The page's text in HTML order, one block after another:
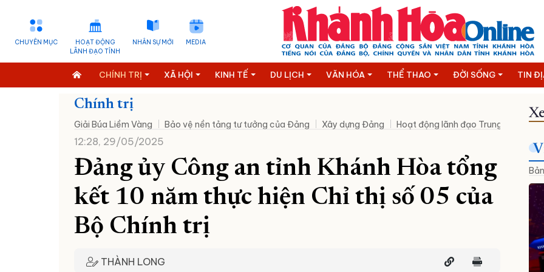
CHUYÊN MỤC
HOẠT ĐỘNG
LÃNH ĐẠO TỈNH
NHÂN SỰ MỚI MEDIA
CHÍNH TRỊ XÃ HỘI KINH TẾ DU LỊCH VĂN HÓA THỂ THAO ĐỜI SỐNG TIN
Chính trị
Giải Búa Liềm Vàng Bảo vệ nền tảng tư tưởng của Đảng Xây dựng Đảng Hoạt động lãnh đạo Trung ương
12:28, 29/05/2025
Đảng ủy Công an tỉnh Khánh Hòa tổng
kết 10 năm thực hiện Chỉ thị số 05 của
Bộ Chính trị
THÀNH LONG